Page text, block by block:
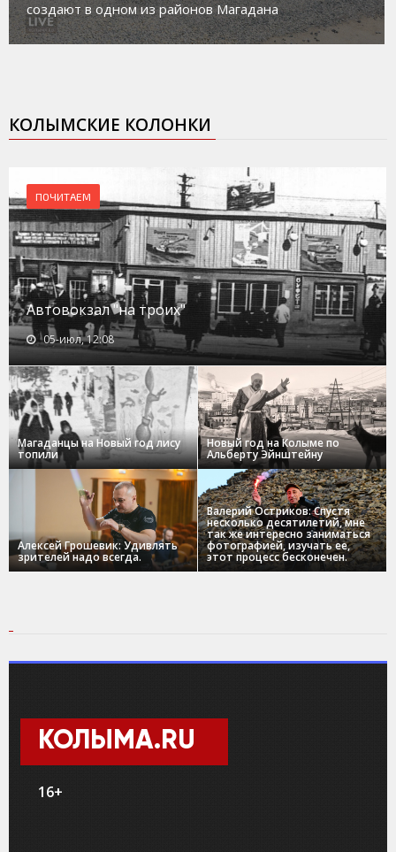
создают в одном из районов Магадана
КОЛЫМСКИЕ КОЛОНКИ
ПОЧИТАЕМ
Автовокзал "на троих"
05-июл, 12:08
Магаданцы на Новый год лису
топили
Новый год на Колыме по
Альберту Эйнштейну
Алексей Грошевик: Удивлять
зрителей надо всегда.
Валерий Остриков: Спустя
несколько десятилетий, мне
так же интересно заниматься
фотографией, изучать ее,
этот процесс бесконечен.
КОЛЫМА.RU
16+